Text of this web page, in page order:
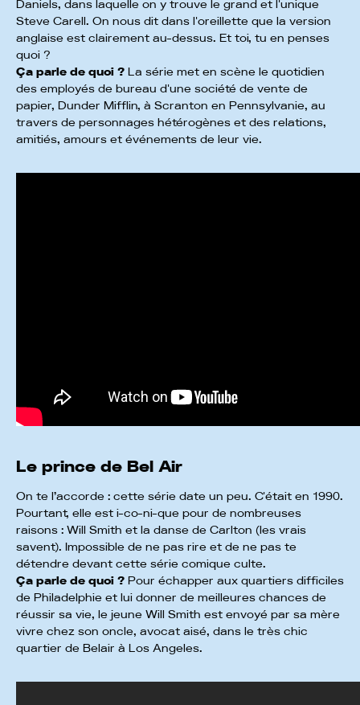
Daniels, dans laquelle on y trouve le grand et l'unique
Steve Carell. On nous dit dans l'oreillette que la version
anglaise est clairement au-dessus. Et toi, tu en penses
quoi ?
Ça parle de quoi ? La série met en scène le quotidien
des employés de bureau d'une société de vente de
papier, Dunder Mifflin, à Scranton en Pennsylvanie, au
travers de personnages hétérogènes et des relations,
amitiés, amours et événements de leur vie.
Le prince de Bel Air
On te l’accorde : cette série date un peu. C'était en 1990.
Pourtant, elle est i-co-ni-que pour de nombreuses
raisons : Will Smith et la danse de Carlton (les vrais
savent). Impossible de ne pas rire et de ne pas te
détendre devant cette série comique culte.
Ça parle de quoi ? Pour échapper aux quartiers difficiles
de Philadelphie et lui donner de meilleures chances de
réussir sa vie, le jeune Will Smith est envoyé par sa mère
vivre chez son oncle, avocat aisé, dans le très chic
quartier de Belair à Los Angeles.